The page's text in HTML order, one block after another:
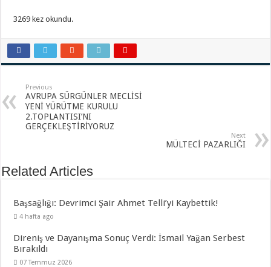
3269 kez okundu.
Previous
AVRUPA SÜRGÜNLER MECLİSİ
YENİ YÜRÜTME KURULU
2.TOPLANTISI’NI
GERÇEKLEŞTİRİYORUZ
Next
MÜLTECİ PAZARLIĞI
Related Articles
Başsağlığı: Devrimci Şair Ahmet Telli’yi Kaybettik!
4 hafta ago
Direniş ve Dayanışma Sonuç Verdi: İsmail Yağan Serbest
Bırakıldı
07 Temmuz 2026